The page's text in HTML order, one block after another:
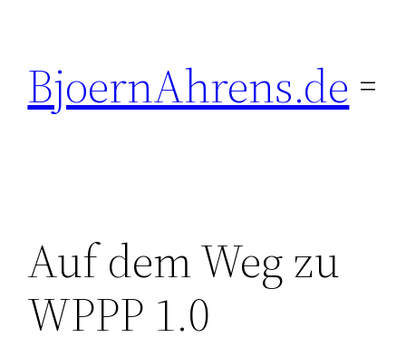
springen
BjoernAhrens.de
Auf dem Weg zu
WPPP 1.0